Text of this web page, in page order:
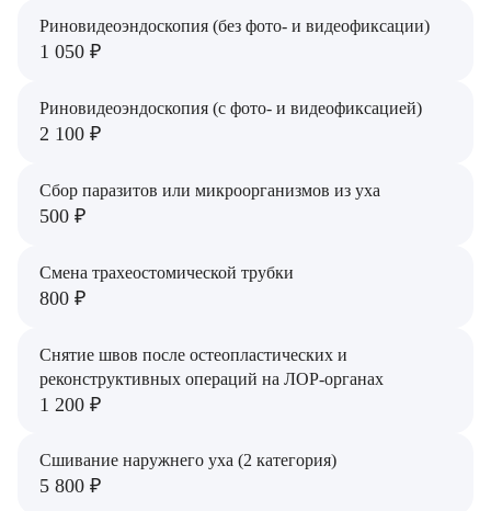
Риновидеоэндоскопия (без фото- и видеофиксации)
1 050 ₽
Риновидеоэндоскопия (с фото- и видеофиксацией)
2 100 ₽
Сбор паразитов или микроорганизмов из уха
500 ₽
Смена трахеостомической трубки
800 ₽
Снятие швов после остеопластических и
реконструктивных операций на ЛОР-органах
1 200 ₽
Сшивание наружнего уха (2 категория)
5 800 ₽
Ермолаев Павел Александрович
Золина Анастасия Викторовна
Ивлева Оксана Сергеевна
Казаков Александр Анатольевич
Кириченко Наталья Петровна
Коробейников Владимир Владимирович
Королюк Иван Викторович